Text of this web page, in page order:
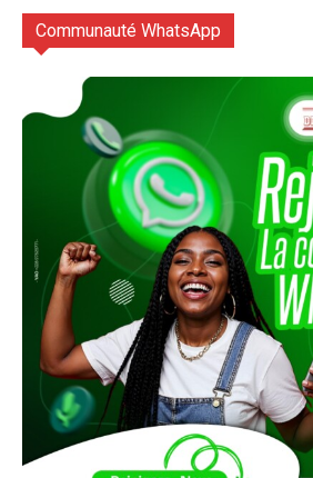
Communauté WhatsApp